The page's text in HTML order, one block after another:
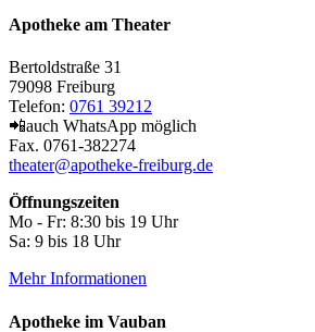
Apotheke am Theater
Bertoldstraße 31
79098 Freiburg
Telefon: 0761 39212
📲auch WhatsApp möglich
Fax. 0761-382274
theater@apotheke-freiburg.de
Öffnungszeiten
Mo - Fr: 8:30 bis 19 Uhr
Sa: 9 bis 18 Uhr
Mehr Informationen
Apotheke im Vauban